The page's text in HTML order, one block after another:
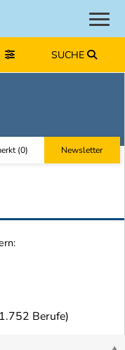
SUCHE
(0) Newsletter
Berufe)